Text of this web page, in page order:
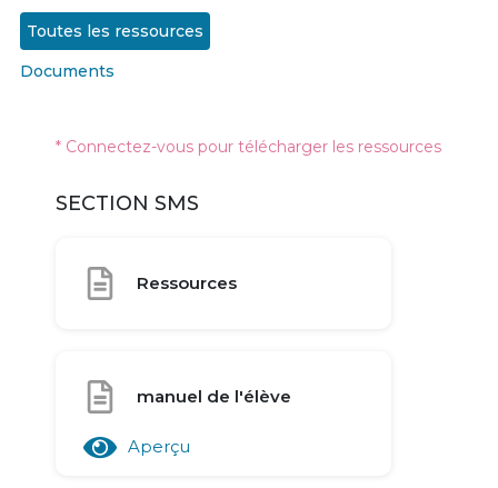
Toutes les ressources
Documents
* Connectez-vous pour télécharger les ressources
SECTION SMS
Ressources
manuel de l'élève
Aperçu